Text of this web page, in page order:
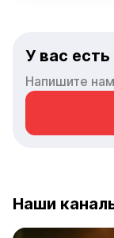
У вас
Напишите
Наши